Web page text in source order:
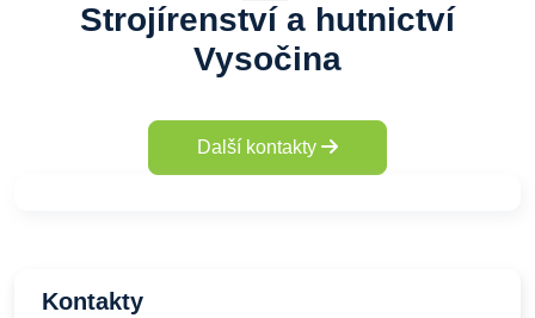
Strojírenství a hutnictví
Vysočina
Další kontakty
Kontakty